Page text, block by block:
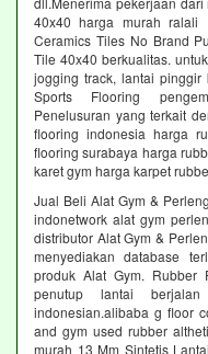
40x40 harga murah
Ceramics Tiles No Brand
Tile 40x40 berkualitas.
jogging track, lantai
Sports Flooring
Penelusuran yang terkait
flooring indonesia harga
flooring surabaya harga
karet gym harga karpet
Jual Beli Alat Gym &
indonetwork alat gym
distributor Alat Gym &
menyediakan database
produk Alat Gym. Rubber
penutup lantai
indonesian.alibaba g floor
and gym used rubber
murah 13 Mm Sintetis